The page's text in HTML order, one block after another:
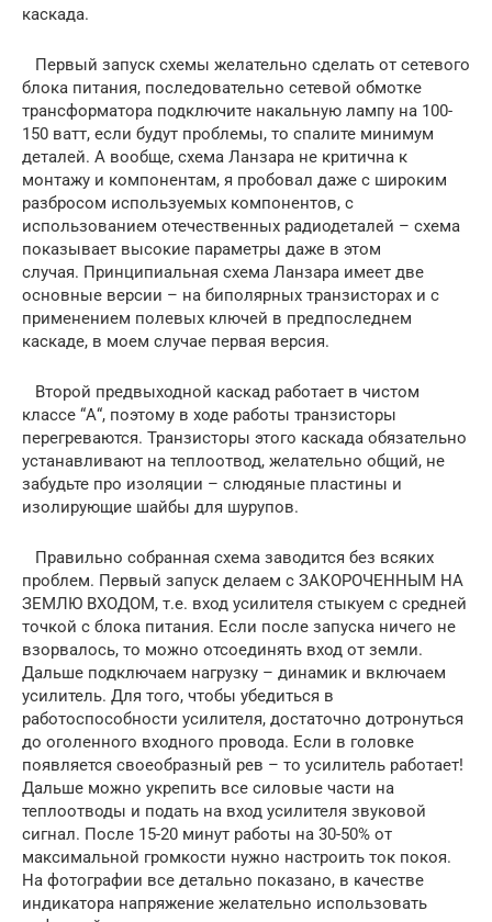
каскада.
Первый запуск схемы желательно сделать от сетевого
блока питания, последовательно сетевой обмотке
трансформатора подключите накальную лампу на 100-
150 ватт, если будут проблемы, то спалите минимум
деталей. А вообще, схема Ланзара не критична к
монтажу и компонентам, я пробовал даже с широким
разбросом используемых компонентов, с
использованием отечественных радиодеталей – схема
показывает высокие параметры даже в этом
случая. Принципиальная схема Ланзара имеет две
основные версии – на биполярных транзисторах и с
применением полевых ключей в предпоследнем
каскаде, в моем случае первая версия.
Второй предвыходной каскад работает в чистом
классе “А“, поэтому в ходе работы транзисторы
перегреваются. Транзисторы этого каскада обязательно
устанавливают на теплоотвод, желательно общий, не
забудьте про изоляции – слюдяные пластины и
изолирующие шайбы для шурупов.
Правильно собранная схема заводится без всяких
проблем. Первый запуск делаем с ЗАКОРОЧЕННЫМ НА
ЗЕМЛЮ ВХОДОМ, т.е. вход усилителя стыкуем с средней
точкой с блока питания. Если после запуска ничего не
взорвалось, то можно отсоединять вход от земли.
Дальше подключаем нагрузку – динамик и включаем
усилитель. Для того, чтобы убедиться в
работоспособности усилителя, достаточно дотронуться
до оголенного входного провода. Если в головке
появляется своеобразный рев – то усилитель работает!
Дальше можно укрепить все силовые части на
теплоотводы и подать на вход усилителя звуковой
сигнал. После 15-20 минут работы на 30-50% от
максимальной громкости нужно настроить ток покоя.
На фотографии все детально показано, в качестве
индикатора напряжение желательно использовать